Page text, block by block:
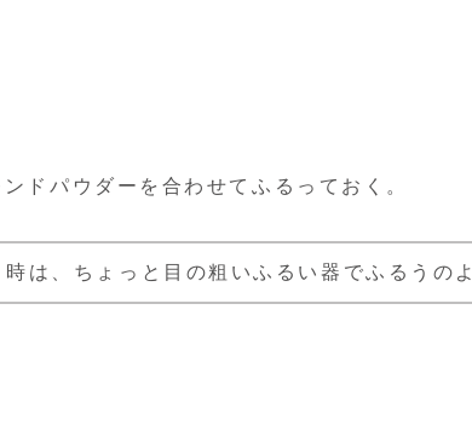
ドパウダーを合わせてふるっておく。
は、ちょっと目の粗いふるい器でふるうのよ